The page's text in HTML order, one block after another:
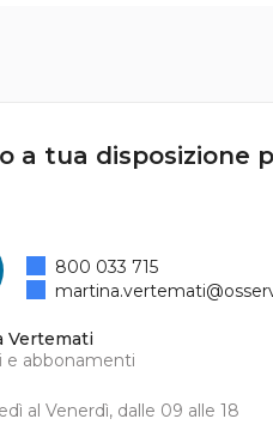
a tua disposizione
Vertemati
e abbonamenti
al Venerdì, dalle 09 alle 18
800 033 715